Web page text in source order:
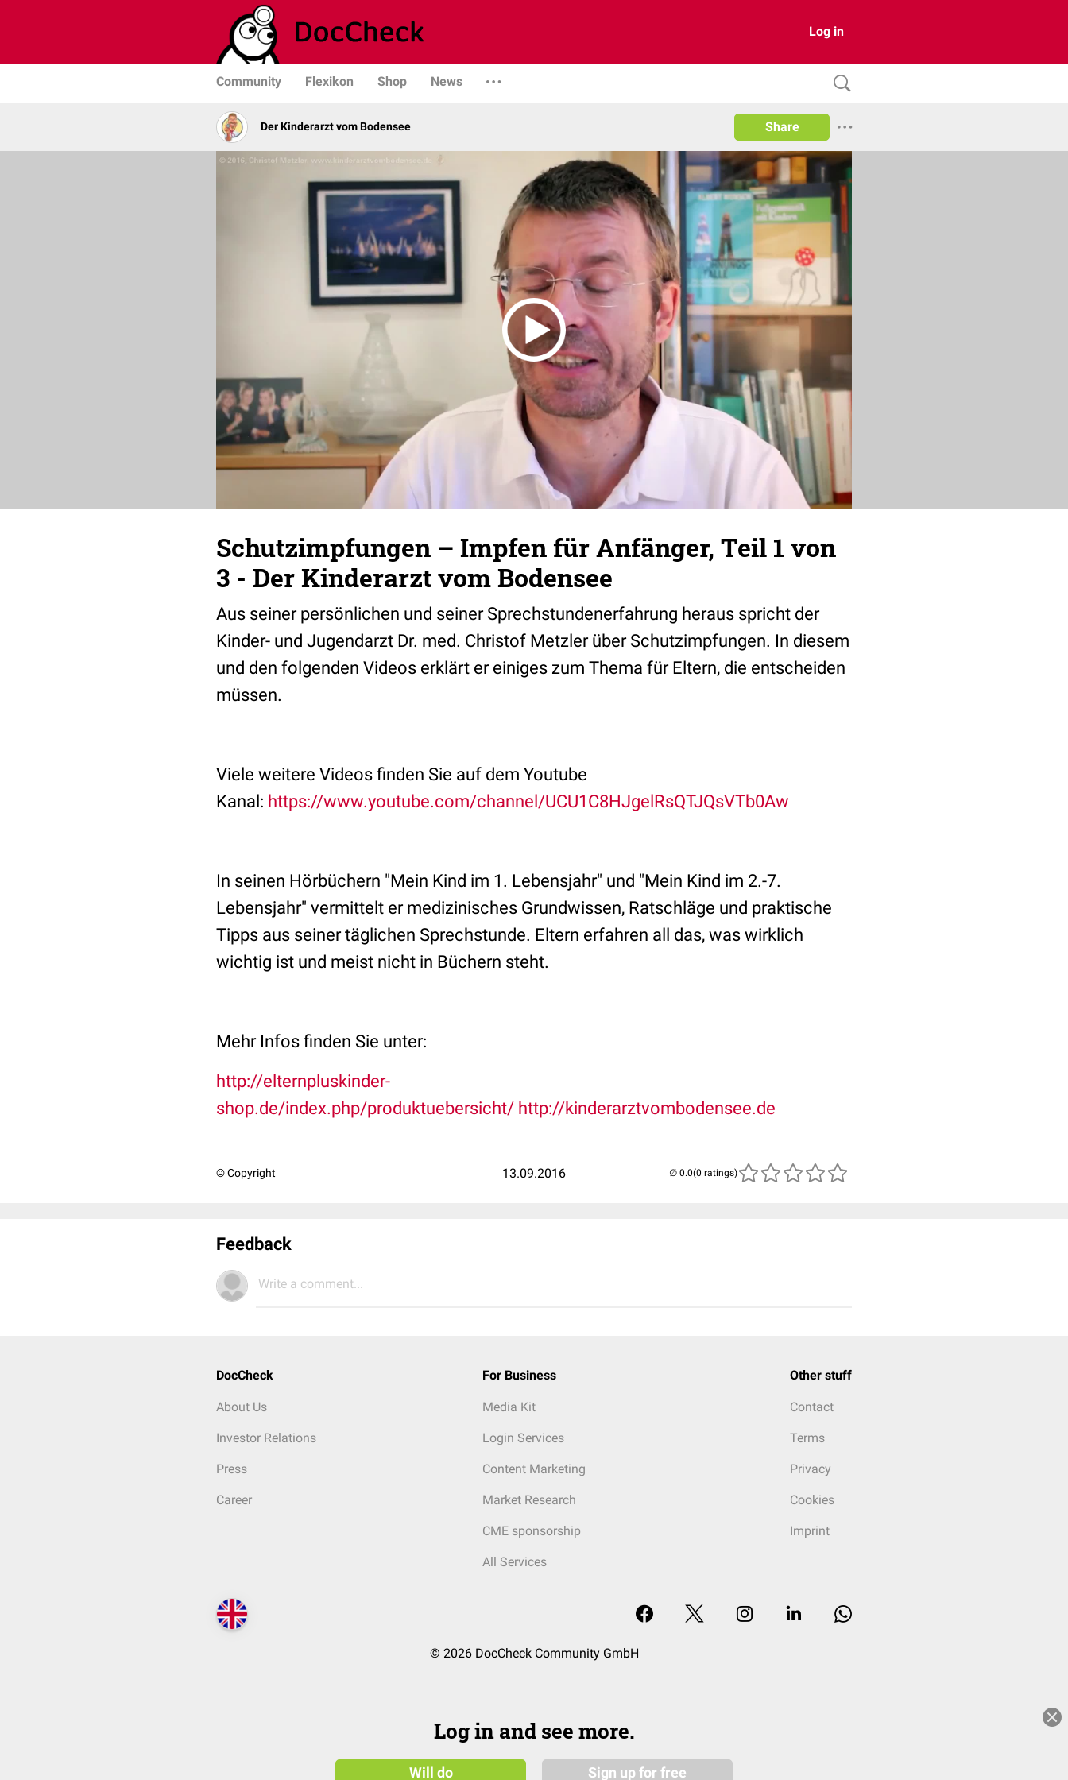
Log in
Community Flexikon Shop News
Der Kinderarzt vom Bodensee Share
Schutzimpfungen – Impfen für Anfänger, Teil 1 von
3 - Der Kinderarzt vom Bodensee
Aus seiner persönlichen und seiner Sprechstundenerfahrung heraus spricht der
Kinder- und Jugendarzt Dr. med. Christof Metzler über Schutzimpfungen. In diesem
und den folgenden Videos erklärt er einiges zum Thema für Eltern, die entscheiden
müssen.
Viele weitere Videos finden Sie auf dem Youtube
Kanal: https://www.youtube.com/channel/UCU1C8HJgelRsQTJQsVTb0Aw
In seinen Hörbüchern "Mein Kind im 1. Lebensjahr" und "Mein Kind im 2.-7.
Lebensjahr" vermittelt er medizinisches Grundwissen, Ratschläge und praktische
Tipps aus seiner täglichen Sprechstunde. Eltern erfahren all das, was wirklich
wichtig ist und meist nicht in Büchern steht.
Mehr Infos finden Sie unter:
http://elternpluskinder-
shop.de/index.php/produktuebersicht/ http://kinderarztvombodensee.de
© Copyright 13.09.2016 (0 ratings)
Feedback
Write a comment...
DocCheck
About Us
Investor Relations
Press
Career
For Business
Media Kit
Login Services
Content Marketing
Market Research
CME sponsorship
All Services
Other stuff
Contact
Terms
Privacy
Cookies
Imprint
© 2026 DocCheck Community GmbH
Log in and see more.
Will do Sign up for free